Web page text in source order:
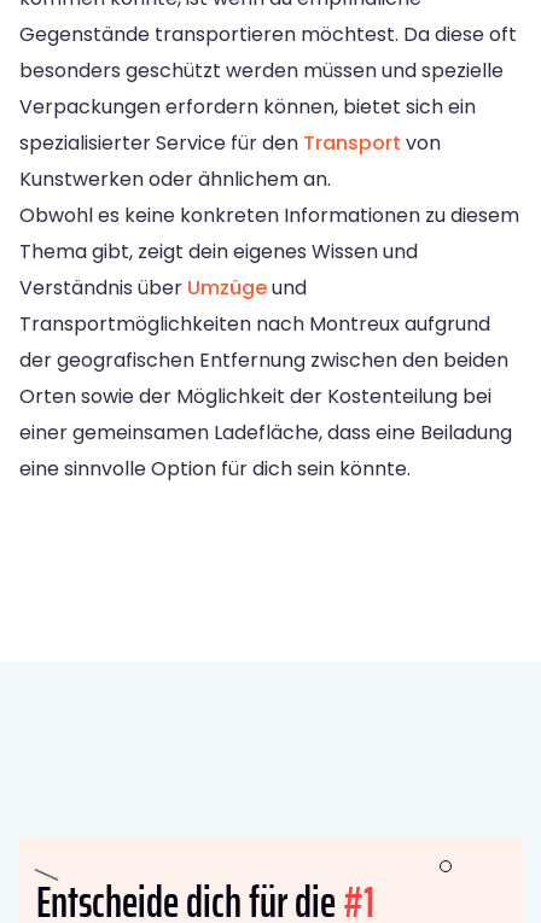
Gegenstände transportieren möchtest. Da diese oft
besonders geschützt werden müssen und spezielle
Verpackungen erfordern können, bietet sich ein
spezialisierter Service für den Transport von
Kunstwerken oder ähnlichem an.
Obwohl es keine konkreten Informationen zu diesem
Thema gibt, zeigt dein eigenes Wissen und
Verständnis über Umzügeund
Transportmöglichkeiten nach Montreux aufgrund
der geografischen Entfernung zwischen den beiden
Orten sowie der Möglichkeit der Kostenteilung bei
einer gemeinsamen Ladefläche, dass eine Beiladung
eine sinnvolle Option für dich sein könnte.
Entscheide dich für die#1